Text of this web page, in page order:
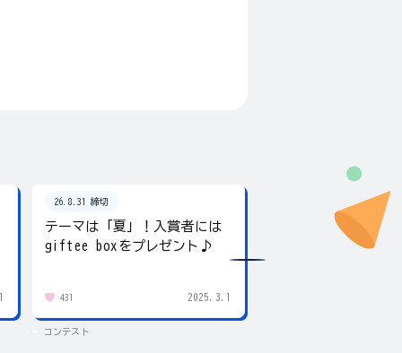
26.8.31 締切
テーマは「夏」！入賞者には
giftee boxをプレゼント♪
431 2025.3.1
コンテスト
夏の写真を投稿し
賞にはgiftee box！